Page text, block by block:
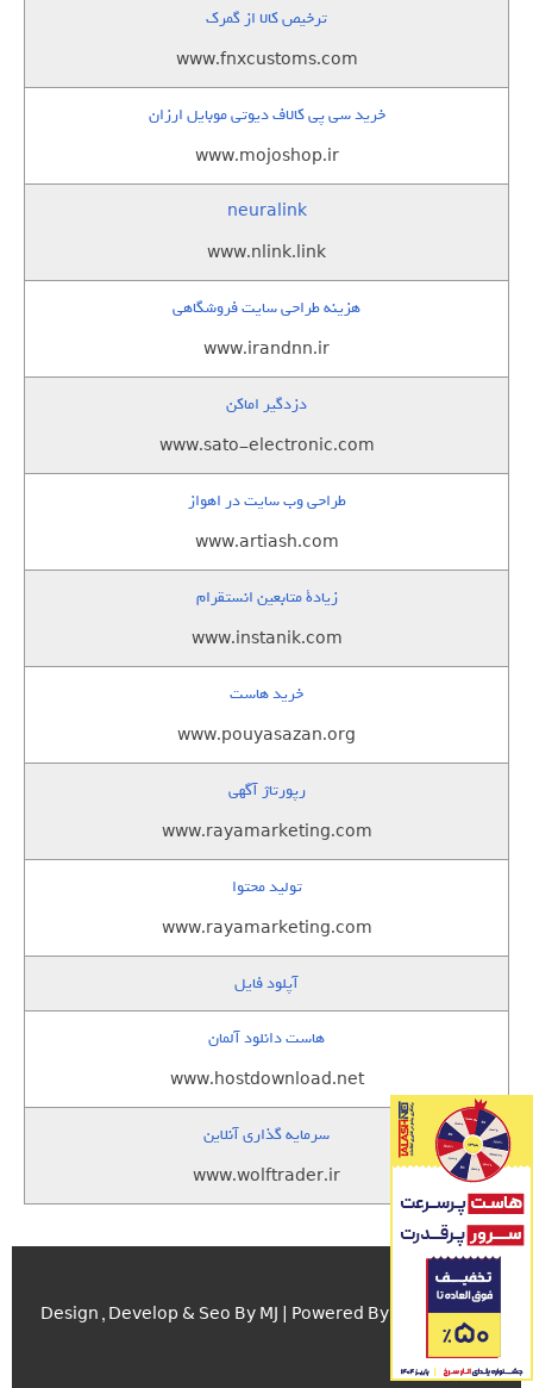
ترخیص کالا از گمرک
www.fnxcustoms.com
خرید سی پی کالاف دیوتی موبایل ارزان
www.mojoshop.ir
neuralink
www.nlink.link
هزینه طراحی سایت فروشگاهی
www.irandnn.ir
دزدگیر اماکن
www.sato-electronic.com
طراحی وب سایت در اهواز
www.artiash.com
زيادة متابعين انستقرام
www.instanik.com
خرید هاست
www.pouyasazan.org
رپورتاژ آگهی
www.rayamarketing.com
تولید محتوا
www.rayamarketing.com
آپلود فایل
هاست دانلود آلمان
www.hostdownload.net
سرمایه گذاری آنلاین
www.wolftrader.ir
Design , Develop & Seo By MJ | Powered By اسکریپت.com